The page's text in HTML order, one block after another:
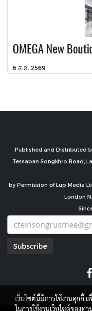
OMEGA New
6 ส.ค. 2569
Published and Distributed
Tessaban Songkhro Road,
by Permission of Lup Media
London
Subscribe
เว็บไซต์นี้มีการใช้งานคุกกี้
ในการใช้งานเว็บไซต์ของท่